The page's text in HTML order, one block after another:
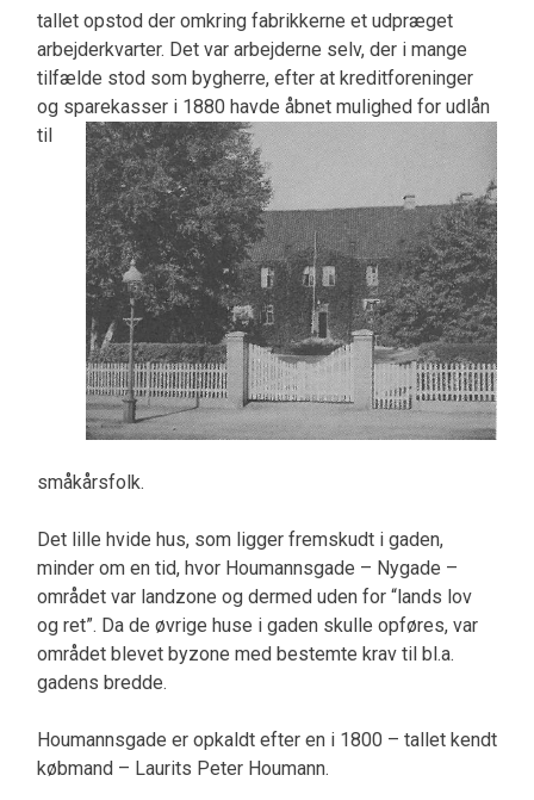
tallet opstod der omkring fabrikkerne et udpræget
arbejderkvarter. Det var arbejderne selv, der i mange
tilfælde stod som bygherre, efter at kreditforeninger
ogsparekasser i 1880 havde åbnet mulighed for udlån
til
småkårsfolk.
Det lille hvide hus, som ligger fremskudt i gaden,
minder om en tid, hvor Houmannsgade – Nygade –
området var landzone og dermed uden for “lands lov
og ret”. Da de øvrige huse i gaden skulle opføres, var
området blevet byzone med bestemte krav til bl.a.
gadens bredde.
Houmannsgade er opkaldt efter en i 1800 – tallet kendt
købmand – Laurits Peter Houmann.